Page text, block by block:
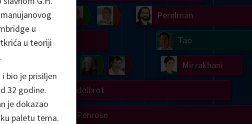
Mirzakhani
Tao
Perelman
Bourgain
Yau
Uhlenbeck
Langlands
Penrose
Mandelbrot
Wilkins
Blackwell
Turing
Chern
Escher
u
u teoriji
bio je prisiljen
32 godine.
je dokazao
paletu tema.